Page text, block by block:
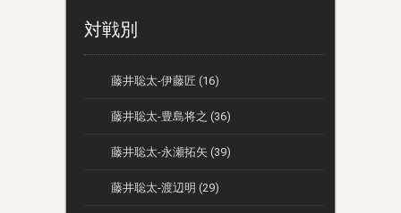
対戦別
藤井聡太-伊藤匠 (16)
藤井聡太-豊島将之 (36)
藤井聡太-永瀬拓矢 (39)
藤井聡太-渡辺明 (29)